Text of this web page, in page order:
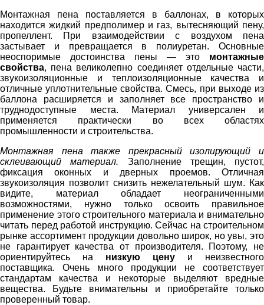
Монтажная пена поставляется в баллонах, в которых
находится жидкий предполимер и газ, вытесняющий пену,
пропеллент. При взаимодействии с воздухом пена
застывает и превращается в полиуретан. Основные
неоспоримые достоинства пены — это монтажные
свойства, пена великолепно соединяет отдельные части,
звукоизоляционные и теплоизоляционные качества и
отличные уплотнительные свойства. Смесь, при выходе из
баллона расширяется и заполняет все пространство и
труднодоступные места. Материал универсален и
применяется практически во всех областях
промышленности и строительства.
Монтажная пена также прекрасный изолирующий и
склеивающий материал. Заполнение трещин, пустот,
фиксация оконных и дверных проемов. Отличная
звукоизоляция позволит снизить нежелательный шум. Как
видите, материал обладает неограниченными
возможностями, нужно только освоить правильное
применение этого строительного материала и внимательно
читать перед работой инструкцию. Сейчас на строительном
рынке ассортимент продукции довольно широк, но увы, это
не гарантирует качества от производителя. Поэтому, не
ориентируйтесь на низкую цену и неизвестного
поставщика. Очень много продукции не соответствует
стандартам качества и некоторые выделяют вредные
вещества. Будьте внимательны и приобретайте только
проверенный товар.